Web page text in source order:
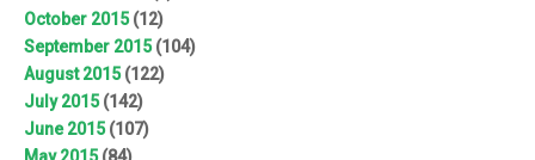
October 2015(12)
September 2015(104)
August 2015(122)
July 2015(142)
June 2015(107)